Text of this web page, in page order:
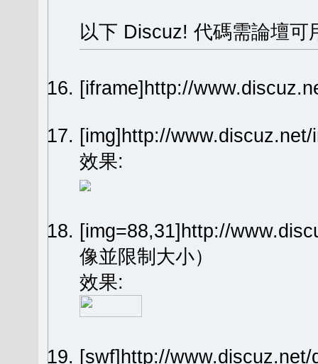
以下 Discuz! 代碼需論壇可
[iframe]http://
[img]http://
效果:
[img=88,31]http://
像並限制大小）
效果:
[swf]http://